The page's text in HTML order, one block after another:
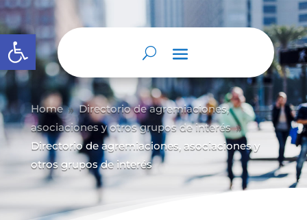
Abrir barra de herramientas
Home 9 Directorio de agremiaciones,
asociaciones y otros grupos de interés 9
Directorio de agremiaciones, asociaciones y
otros grupos de interés